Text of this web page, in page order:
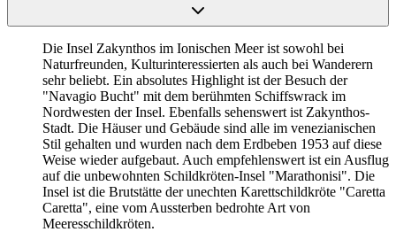
Die Insel Zakynthos im Ionischen Meer ist sowohl bei
Naturfreunden, Kulturinteressierten als auch bei Wanderern
sehr beliebt. Ein absolutes Highlight ist der Besuch der
"Navagio Bucht" mit dem berühmten Schiffswrack im
Nordwesten der Insel. Ebenfalls sehenswert ist Zakynthos-
Stadt. Die Häuser und Gebäude sind alle im venezianischen
Stil gehalten und wurden nach dem Erdbeben 1953 auf diese
Weise wieder aufgebaut. Auch empfehlenswert ist ein Ausflug
auf die unbewohnten Schildkröten-Insel "Marathonisi". Die
Insel ist die Brutstätte der unechten Karettschildkröte "Caretta
Caretta", eine vom Aussterben bedrohte Art von
Meeresschildkröten.